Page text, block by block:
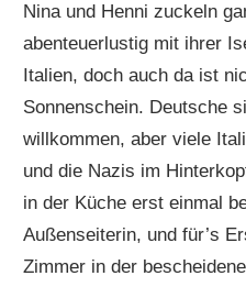
Nina und Henni zuckeln
abenteuerlustig mit ihrer
Italien, doch auch da ist
Sonnenschein. Deutsche
willkommen, aber viele
und die Nazis im
in der Küche erst einmal
Außenseiterin, und für’s
Zimmer in der